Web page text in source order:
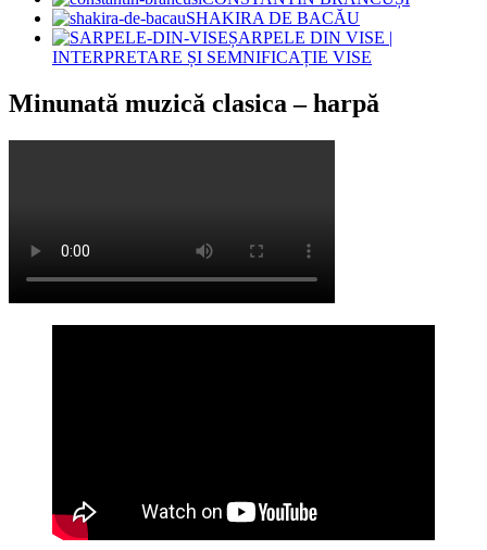
SHAKIRA DE BACĂU
ȘARPELE DIN VISE |
INTERPRETARE ȘI SEMNIFICAȚIE VISE
Minunată muzică clasica – harpă